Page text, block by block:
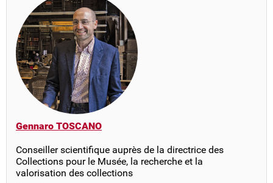
Gennaro TOSCANO
Conseiller scientifique auprès de la directrice des
Collections pour le Musée, la recherche et la
valorisation des collections